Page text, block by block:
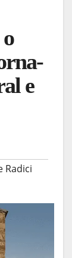
e
Radici